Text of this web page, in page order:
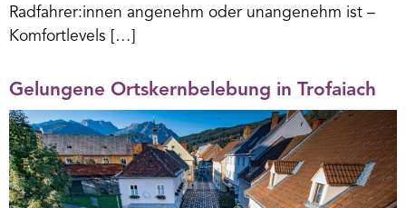
Radfahrer:innen angenehm oder unangenehm ist –
Komfortlevels […]
Gelungene Ortskernbelebung in Trofaiach